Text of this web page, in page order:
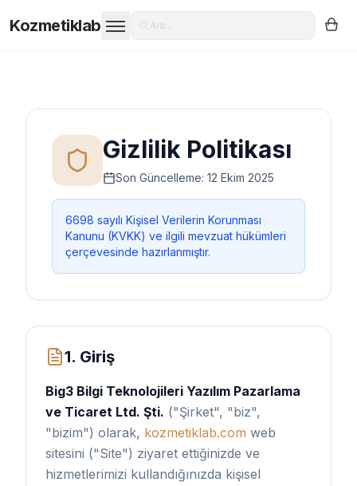
Kozmetiklab Ara...
Gizlilik Politikası
Son Güncelleme: 12 Ekim 2025
6698 sayılı Kişisel Verilerin Korunması
Kanunu (KVKK) ve ilgili mevzuat hükümleri
çerçevesinde hazırlanmıştır.
1. Giriş
Big3 Bilgi Teknolojileri Yazılım Pazarlama
ve Ticaret Ltd. Şti. ("Şirket", "biz",
"bizim") olarak, kozmetiklab.com web
sitesini ("Site") ziyaret ettiğinizde ve
hizmetlerimizi kullandığınızda kişisel